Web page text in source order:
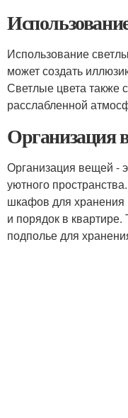
Использование
может создать
Светлые цвета также
расслабленной
Организация
Организация вещей -
уютного
шкафов для хранения
и порядок в
подполье для